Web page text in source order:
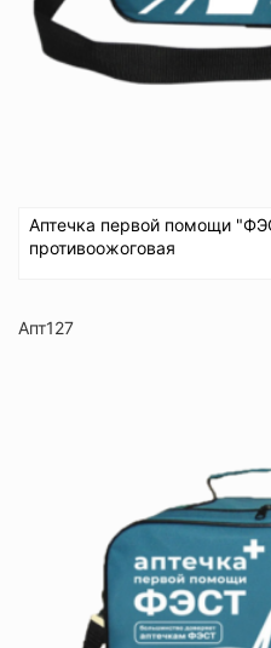
Аптечка первой помощи
противоожоговая
Апт127